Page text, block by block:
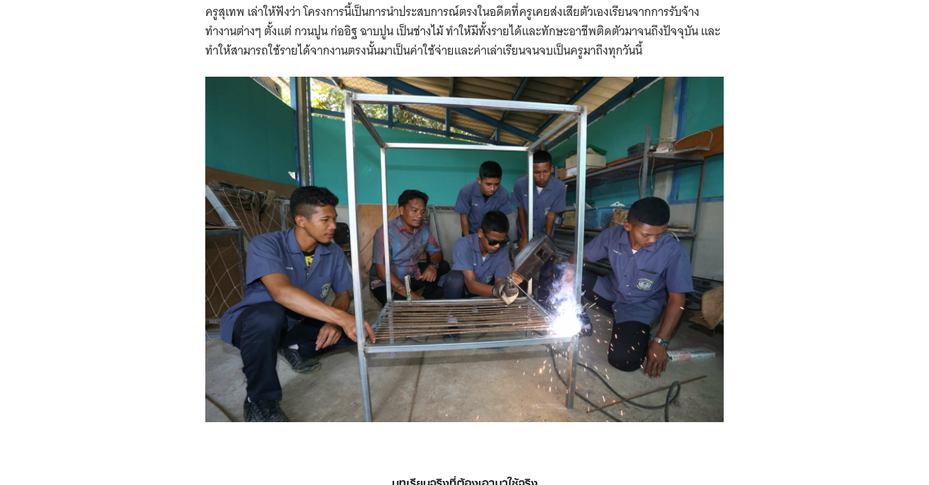
ครูสุเทพ เล่าให้ฟังว่า ​โครงการนี้เป็นการนำประสบการณ์ตรงในอดีตที่ครูเคยส่งเสียตัวเองเรียนจากการรับจ้าง
ทำงานต่างๆ ตั้งแต่ กวนปูน ก่ออิฐ ฉาบปูน เป็นช่างไม้ ทำให้มีทั้งรายได้และทักษะอาชีพติดตัวมาจนถึงปัจจุบัน และ
ทำให้สามารถใช้รายได้จากงานตรงนั้นมาเป็นค่าใช้จ่ายและค่าเล่าเรียนจนจบเป็นครูมาถึงทุกวันนี้